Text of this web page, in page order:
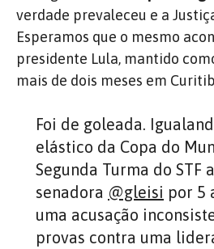
verdade prevaleceu e a
Esperamos que o mesmo
presidente Lula, mantido
mais de dois meses em
Foi de goleada.
elástico da Copa do
Segunda Turma do STF
senadora @gleisi por 5
uma acusação
provas contra uma